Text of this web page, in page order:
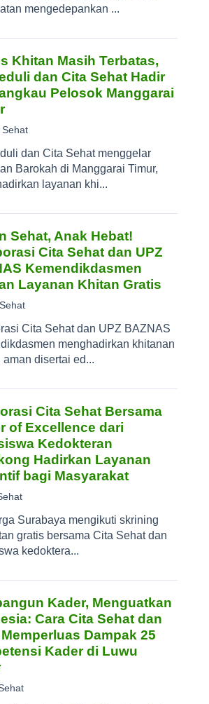
mengedepankan ...
Khitan Masih Terbatas,
dan Cita Sehat Hadir
Pelosok Manggarai
Sehat
dan Cita Sehat menggelar
Barokah di Manggarai Timur,
layanan khi...
Sehat, Anak Hebat!
Cita Sehat dan UPZ
Kemendikdasmen
Layanan Khitan Gratis
Cita Sehat dan UPZ BAZNAS
menghadirkan khitanan
aman disertai ed...
Cita Sehat Bersama
of Excellence dari
Kedokteran
Hadirkan Layanan
bagi Masyarakat
Surabaya mengikuti skrining
gratis bersama Cita Sehat dan
kedoktera...
Kader, Menguatkan
Cara Cita Sehat dan
Dampak 25
Kader di Luwu